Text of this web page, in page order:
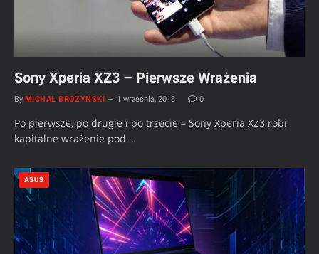
Sony Xperia XZ3 – Pierwsze Wrażenia
By MICHAŁ BROŻYŃSKI 1 września, 2018 0
Po pierwsze, po drugie i po trzecie – Sony Xperia XZ3 robi
kapitalne wrażenie pod…
ASUS